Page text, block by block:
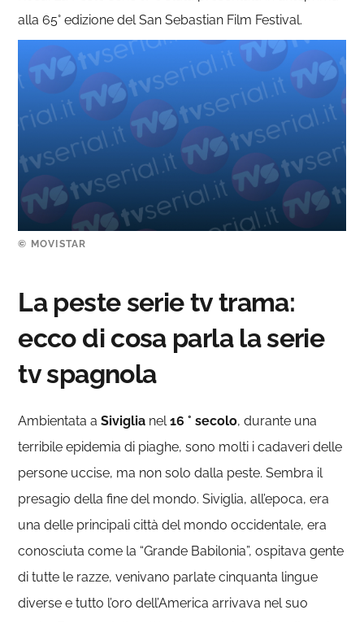
alla 65° edizione del San Sebastian Film Festival.
© MOVISTAR
La peste serie tv trama:
ecco di cosa parla la serie
tv spagnola
Ambientata aSiviglia nel16 ° secolo, durante una
terribile epidemia di piaghe, sono molti i cadaveri delle
persone uccise, ma non solo dalla peste. Sembra il
presagio della fine del mondo. Siviglia, all’epoca, era
una delle principali città del mondo occidentale, era
conosciuta come la “Grande Babilonia”, ospitava gente
di tutte le razze, venivano parlate cinquanta lingue
diverse e tutto l’oro dell’America arrivava nel suo